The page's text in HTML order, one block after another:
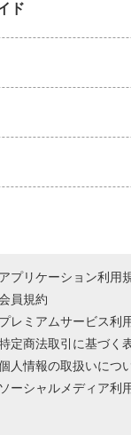
ド
アプリケーション利用
員規約
プレミアムサービス利
定商法取引に基づく
人情報の取扱いにつ
ソーシャルメディア利